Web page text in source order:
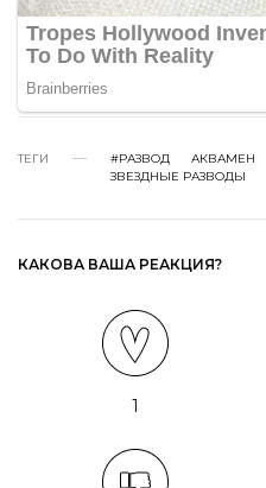
ТЕГИ #РАЗВОД АКВАМЕН
ЗВЕЗДНЫЕ РАЗВОДЫ
КАКОВА ВАША РЕАКЦИЯ?
1